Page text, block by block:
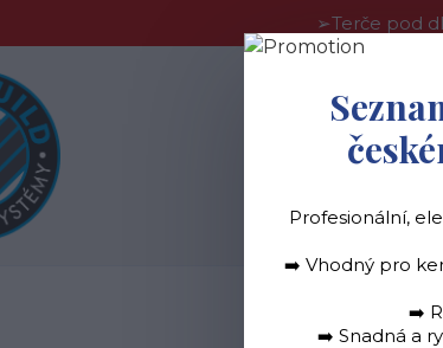
➢Terče pod
Profesionální,
➡️ Vhodný pro
➡️
➡️ Snadná a